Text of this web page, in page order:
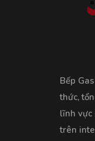
Bếp
thức,
lĩnh vực
trên